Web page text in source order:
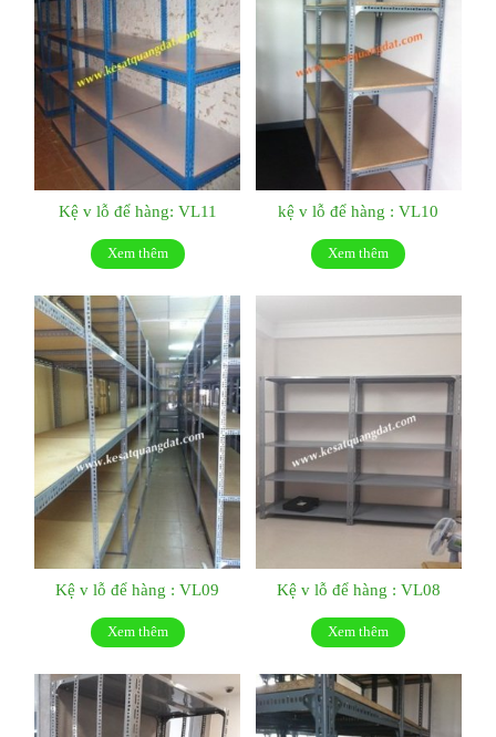
Kệ v lỗ để hàng: VL11
Xem thêm
kệ v lỗ để hàng : VL10
Xem thêm
Kệ v lỗ để hàng : VL09
Xem thêm
Kệ v lỗ để hàng : VL08
Xem thêm